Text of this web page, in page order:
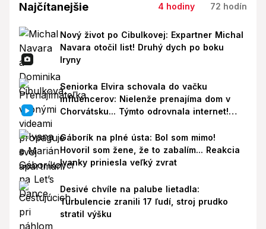
Najčítanejšie 4 hodiny 72 hodín
Nový život po Cibulkovej: Expartner Michal
Navara otočil list! Druhý dych po boku
Iryny
Seniorka Elvira schovala do vačku
influencerov: Nielenže prenajíma dom v
Chorvátsku... Týmto odrovnala internet!
Gáborík na plné ústa: Bol som mimo!
Hovoril som žene, že to zabalím... Reakcia
Ivanky priniesla veľký zvrat
Desivé chvíle na palube lietadla:
Turbulencie zranili 17 ľudí, stroj prudko
stratil výšku